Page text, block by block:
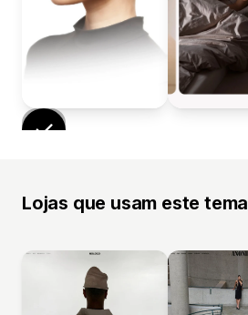
Lojas que usam este tema